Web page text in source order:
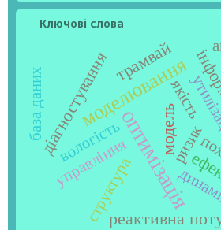
Ключові слова
оптимізація
моделювання
реактивна
модель
діагностуваннятрамвай
вологість ризик
управління
структура
якість
база даних